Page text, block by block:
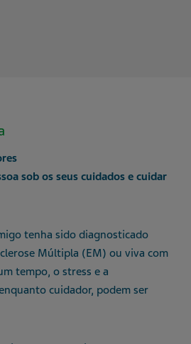
sob os seus cuidados e cuidar
tenha sido diagnosticado
Múltipla (EM) ou viva com
tempo, o stress e a
cuidador, podem ser